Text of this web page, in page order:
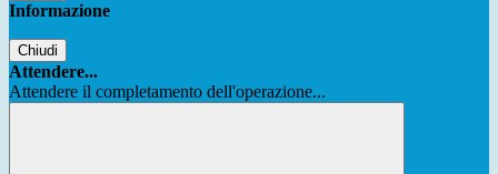
Informazione
Chiudi
Attendere...
Attendere il completamento dell'operazione...